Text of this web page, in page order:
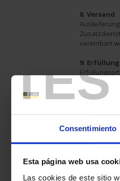
Consentimiento
Esta página web usa
Las cookies de este sitio
8. Versand
vereinbart
9.
Ware an
Käufer über
Fall